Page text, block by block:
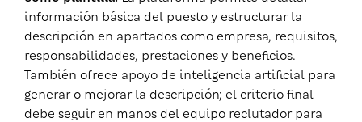
información básica del puesto y estructurar la
descripción en apartados como empresa, requisitos,
responsabilidades, prestaciones y beneficios.
También ofrece apoyo de inteligencia artificial para
generar o mejorar la descripción; el criterio final
debe seguir en manos del equipo reclutador para